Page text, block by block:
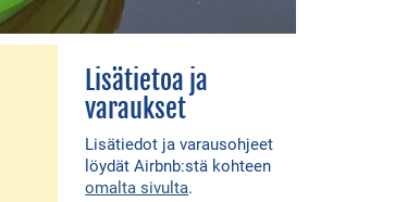
Lisätietoa ja
varaukset
Lisätiedot ja varausohjeet
löydät Airbnb:stä kohteen
omalta sivulta.